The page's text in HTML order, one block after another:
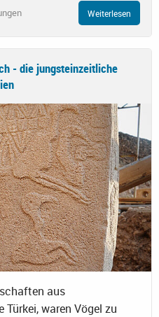
Weiterlesen
- die jungsteinzeitliche
aus
waren Vögel zu